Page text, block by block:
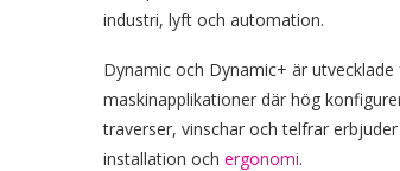
industri, lyft och automation.
Dynamic och Dynamic+ är
maskinapplikationer där hög
traverser, vinschar och telfrar
installation och ergonomi.